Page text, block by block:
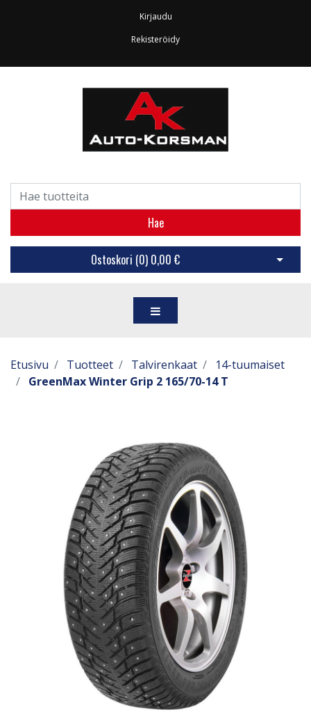
Kirjaudu
Rekisteröidy
Hae
Ostoskori (0) 0,00 € Avaa
Etusivu Tuotteet Talvirenkaat
14-tuumaiset
GreenMax Winter Grip 2 165/70-14 T